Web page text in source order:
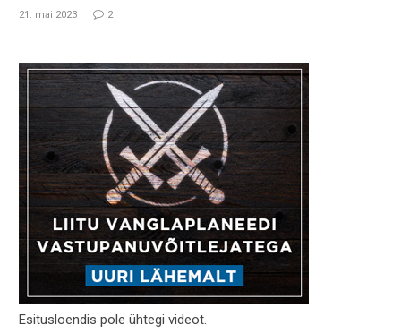
21. mai 2023 2
Esitusloendis pole ühtegi videot.